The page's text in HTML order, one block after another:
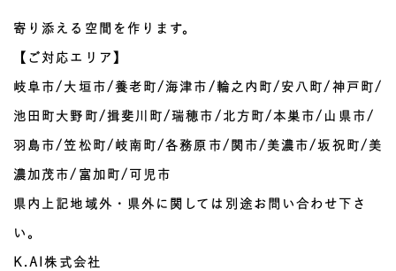
寄り添える空間を作ります。
【ご対応エリア】
岐阜市/大垣市/養老町/海津市/輪之内町/安八町/神戸町/
池田町大野町/揖斐川町/瑞穂市/北方町/本巣市/山県市/
羽島市/笠松町/岐南町/各務原市/関市/美濃市/坂祝町/美
濃加茂市/富加町/可児市
県内上記地域外・県外に関しては別途お問い合わせ下さ
い。
K.AI株式会社